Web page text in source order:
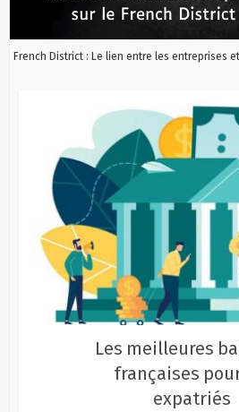
French District : Le lien entre les entreprises
Les meilleures
françaises
expatriés